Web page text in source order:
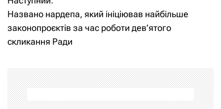
і
г
ц
і
Названо нардепа, який ініціював найбільше
законопроєктів за час роботи дев’ятого
скликання Ради